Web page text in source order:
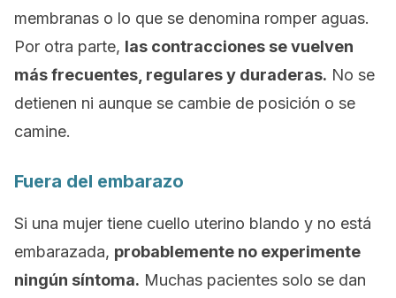
membranas o lo que se denomina romper aguas.
Por otra parte, las contracciones se vuelven
más frecuentes, regulares y duraderas. No se
detienen ni aunque se cambie de posición o se
camine.
Fuera del embarazo
Si una mujer tiene cuello uterino blando y no está
embarazada, probablemente no experimente
ningún síntoma. Muchas pacientes solo se dan